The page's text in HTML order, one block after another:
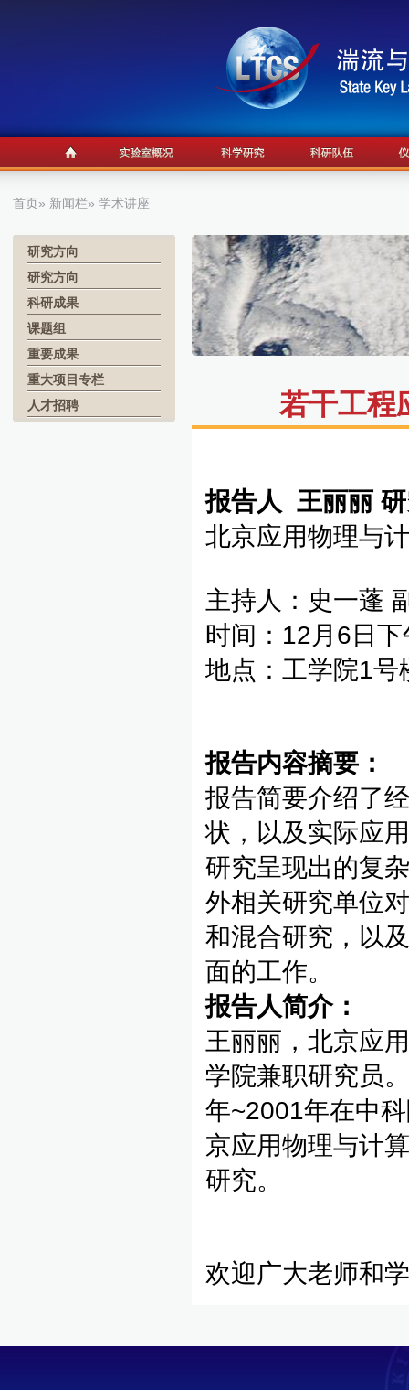
首页» 新闻栏» 学术讲座
研究方向
研究方向
科研成果
课题组
重要成果
重大项目专栏
人才招聘
若干工程
报告人 王丽丽
北京应用物理与
主持人：史一蓬
时间：12月6日
地点：工学院1号
报告内容摘要：
报告简要介绍了
状，以及实际应
研究呈现出的复
外相关研究单位
和混合研究，以
面的工作。
报告人简介：
王丽丽，北京应
学院兼职研究员
年~2001年在中
京应用物理与计
研究。
欢迎广大老师和